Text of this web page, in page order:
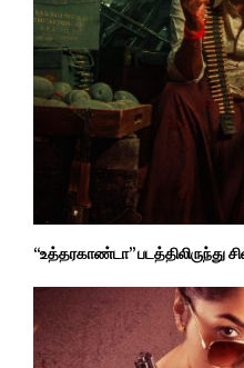
“உத்தரகாண்டா”